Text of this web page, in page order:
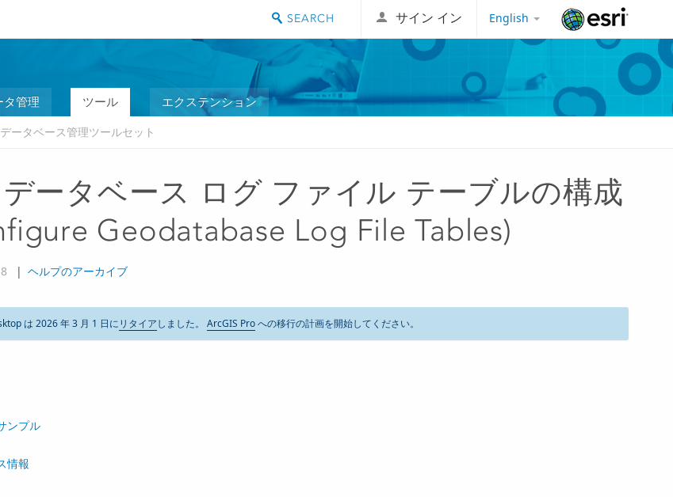
English
サイン イン
タ管理 ツール エクステンション
ータベース管理ツールセット
ータベース ログ ファイル テーブルの構成
Geodatabase Log File Tables)
| ヘルプのアーカイブ
は 2026 年 3 月 1 日にリタイアしました。 ArcGIS Proへの移行の計画を開始してください。
ンプル
情報